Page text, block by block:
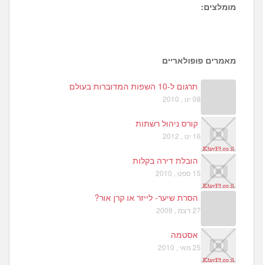
מומלצים:
4
מאמרים פופולאריים
תרגום ל-10 השפות המדוברות בעולם
08 ינו , 2010
קורס ניהול רשתות
16 ינו , 2012
הובלת דירה בקלות
15 ספט , 2010
הסרת שיער- לייזר או קרן אור?
27 דצמ , 2009
אסטמה
25 מאי , 2010